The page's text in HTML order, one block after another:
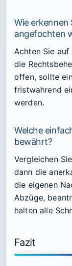
Wie erkennen
angefochten
Achten Sie
die
offen, sollte
fristwahrend
werden.
Welche
bewährt?
Vergleichen
dann die
die eigenen
Abzüge,
halten alle
Fazit